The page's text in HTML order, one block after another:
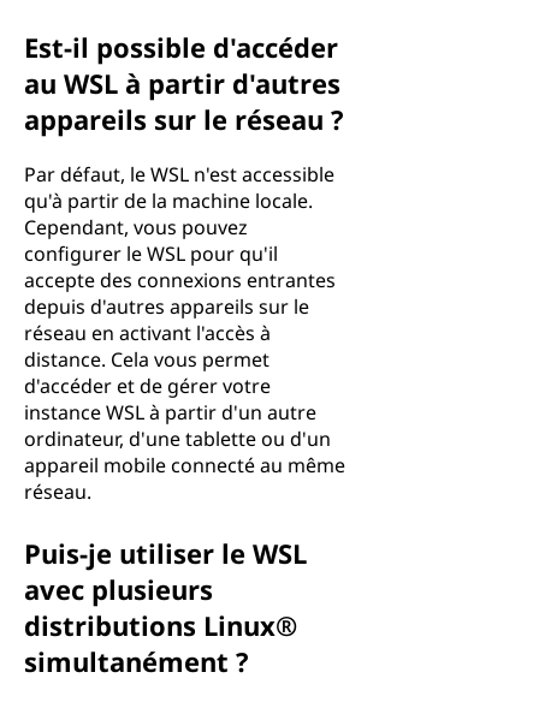
Est-il possible d'accéder
au WSL à partir d'autres
appareils sur le réseau ?
Par défaut, le WSL n'est accessible
qu'à partir de la machine locale.
Cependant, vous pouvez
configurer le WSL pour qu'il
accepte des connexions entrantes
depuis d'autres appareils sur le
réseau en activant l'accès à
distance. Cela vous permet
d'accéder et de gérer votre
instance WSL à partir d'un autre
ordinateur, d'une tablette ou d'un
appareil mobile connecté au même
réseau.
Puis-je utiliser le WSL
avec plusieurs
distributions Linux®
simultanément ?